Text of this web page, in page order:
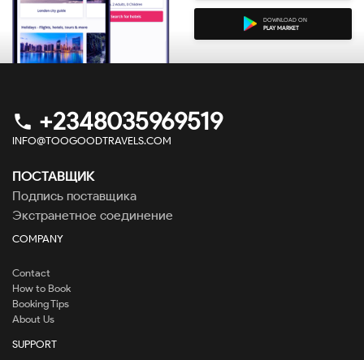
DOWNLOAD ON
PLAY MARKET
phone +2348035969519
INFO@TOOGOODTRAVELS.COM
ПОСТАВЩИК
Подпись поставщика
Экстранетное соединение
COMPANY
Contact
How to Book
Booking Tips
About Us
SUPPORT